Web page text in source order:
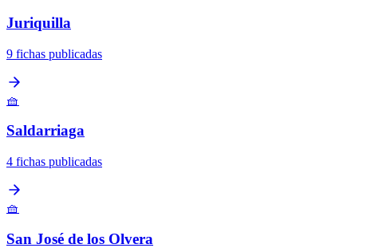
Juriquilla
9 fichas publicadas
🧺
Saldarriaga
4 fichas publicadas
🧺
San José de los Olvera